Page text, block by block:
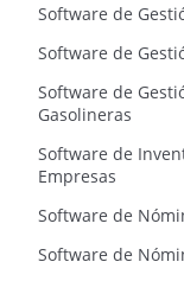
Software de
Software de
Software de
Gasolineras
Software de
Empresas
Software de
Software de